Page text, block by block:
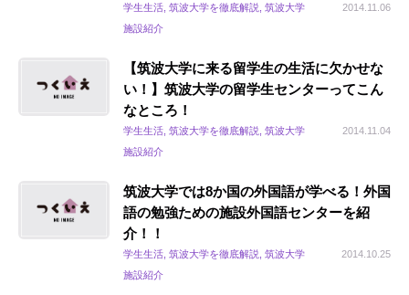
学生生活, 筑波大学を徹底解説, 筑波大学
施設紹介
2014.11.06
【筑波大学に来る留学生の生活に欠かせな
い！】筑波大学の留学生センターってこん
なところ！
学生生活, 筑波大学を徹底解説, 筑波大学
施設紹介
2014.11.04
筑波大学では8か国の外国語が学べる！外国
語の勉強ための施設外国語センターを紹
介！！
学生生活, 筑波大学を徹底解説, 筑波大学
施設紹介
2014.10.25